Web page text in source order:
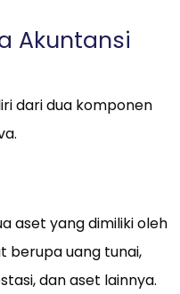
Akuntansi
dari dua komponen
aset yang dimiliki oleh
berupa uang tunai,
dan aset lainnya.